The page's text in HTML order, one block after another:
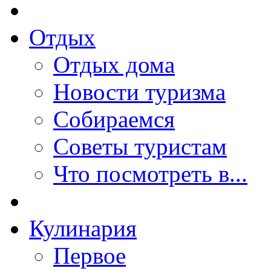
Отдых
Отдых дома
Новости туризма
Собираемся
Советы туристам
Что посмотреть в...
Кулинария
Первое